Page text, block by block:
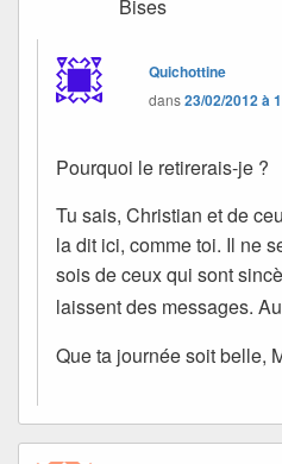
Bises
Quichottine
dans23/02/2012 à
Pourquoi le retirerais-je ?
Tu sais, Christian et de
la dit ici, comme toi. Il ne
sois de ceux qui sont
laissent des messages.
Que ta journée soit belle,